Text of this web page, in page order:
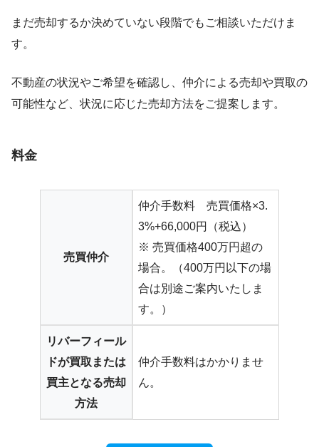
まだ売却するか決めていない段階でもご相談いただけま
す。
不動産の状況やご希望を確認し、仲介による売却や買取の
可能性など、状況に応じた売却方法をご提案します。
料金
売買仲介
仲介手数料 売買価格×3.
3%+66,000円（税込）
※ 売買価格400万円超の
場合。（400万円以下の場
合は別途ご案内いたしま
す。）
リバーフィール
ドが買取または
買主となる売却
方法
仲介手数料はかかりませ
ん。